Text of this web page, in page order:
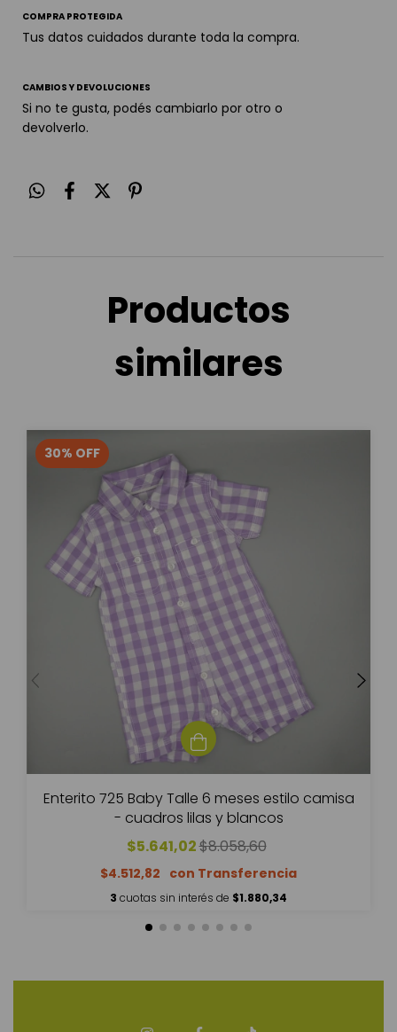
COMPRA PROTEGIDA
Tus datos cuidados durante toda la compra.
CAMBIOS Y DEVOLUCIONES
Si no te gusta, podés cambiarlo por otro o
devolverlo.
Productos
similares
30% OFF
Enterito 725 Baby Talle 6 meses estilo camisa
- cuadros lilas y blancos
$5.641,02$8.058,60
$4.512,82
3 cuotas sin interés de $1.880,34